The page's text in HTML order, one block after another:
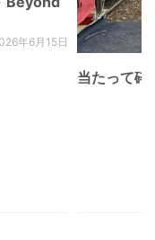
年6月15日
当たって砕